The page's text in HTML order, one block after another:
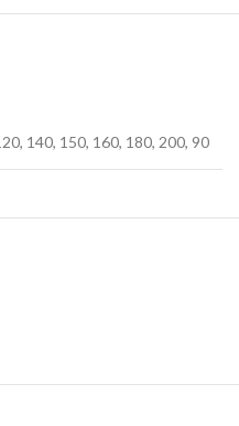
140, 150, 160, 180, 200, 90